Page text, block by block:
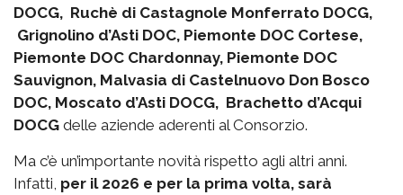
DOCG, Ruchè di Castagnole Monferrato DOCG,
Grignolino d’Asti DOC, Piemonte DOC Cortese,
Piemonte DOC Chardonnay, Piemonte DOC
Sauvignon, Malvasia di Castelnuovo Don Bosco
DOC, Moscato d’Asti DOCG, Brachetto d’Acqui
DOCG delle aziende aderenti al Consorzio.
Ma c’è un’importante novità rispetto agli altri anni.
Infatti, per il 2026 e per la prima volta, sarà